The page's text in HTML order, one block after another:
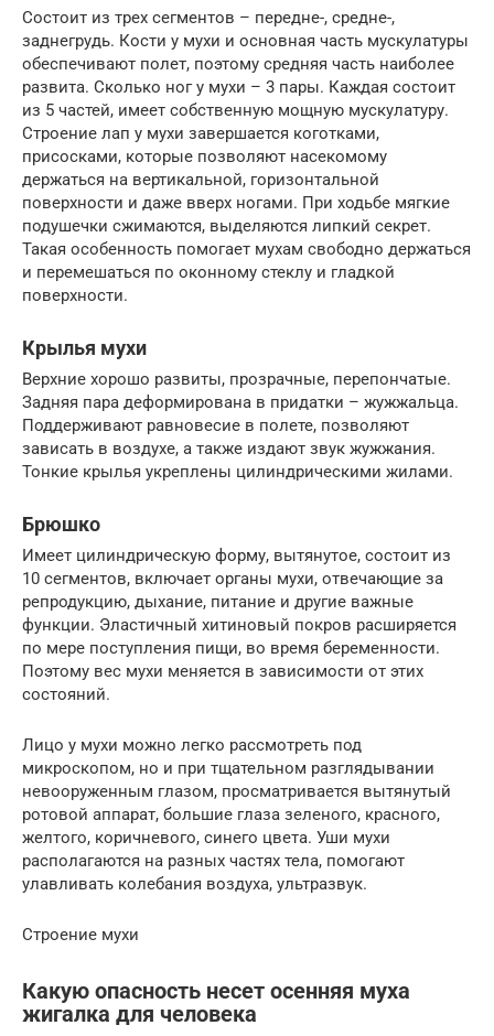
Состоит из трех сегментов – передне-, средне-,
заднегрудь. Кости у мухи и основная часть мускулатуры
обеспечивают полет, поэтому средняя часть наиболее
развита. Сколько ног у мухи – 3 пары. Каждая состоит
из 5 частей, имеет собственную мощную мускулатуру.
Строение лап у мухи завершается коготками,
присосками, которые позволяют насекомому
держаться на вертикальной, горизонтальной
поверхности и даже вверх ногами. При ходьбе мягкие
подушечки сжимаются, выделяются липкий секрет.
Такая особенность помогает мухам свободно держаться
и перемешаться по оконному стеклу и гладкой
поверхности.
Крылья мухи
Верхние хорошо развиты, прозрачные, перепончатые.
Задняя пара деформирована в придатки – жужжальца.
Поддерживают равновесие в полете, позволяют
зависать в воздухе, а также издают звук жужжания.
Тонкие крылья укреплены цилиндрическими жилами.
Брюшко
Имеет цилиндрическую форму, вытянутое, состоит из
10 сегментов, включает органы мухи, отвечающие за
репродукцию, дыхание, питание и другие важные
функции. Эластичный хитиновый покров расширяется
по мере поступления пищи, во время беременности.
Поэтому вес мухи меняется в зависимости от этих
состояний.
Лицо у мухи можно легко рассмотреть под
микроскопом, но и при тщательном разглядывании
невооруженным глазом, просматривается вытянутый
ротовой аппарат, большие глаза зеленого, красного,
желтого, коричневого, синего цвета. Уши мухи
располагаются на разных частях тела, помогают
улавливать колебания воздуха, ультразвук.
Строение мухи
Какую опасность несет осенняя муха
жигалка для человека